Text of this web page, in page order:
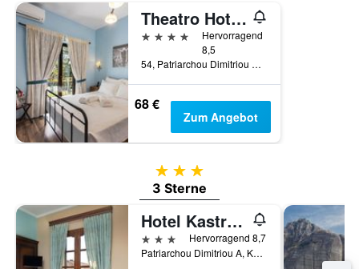
Theatro Hotel Odysseon
4 Sterne
Hervorragend
8,5
54, Patriarchou Dimitriou St., Kalabaka, Griechenland
68 €
Zum Angebot
3 Sterne
3 Sterne
Hotel Kastraki
3 Sterne
Hervorragend 8,7
Patriarchou Dimitriou A, Kalabaka, Griechenland